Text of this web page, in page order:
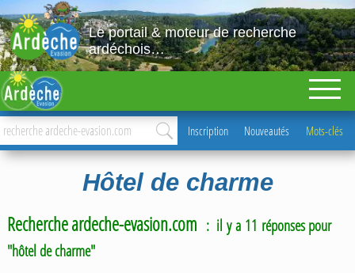
Le portail & moteur de recherche
ardéchois…
Inscription Nouveautés Mots-clés
Hôtel de charme
Recherche ardeche-evasion.com : il y a 11 réponses pour
"hôtel de charme"